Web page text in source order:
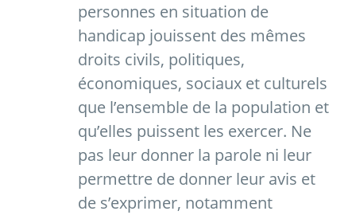
personnes en situation de
handicap jouissent des mêmes
droits civils, politiques,
économiques, sociaux et culturels
que l’ensemble de la population et
qu’elles puissent les exercer. Ne
pas leur donner la parole ni leur
permettre de donner leur avis et
de s’exprimer, notamment